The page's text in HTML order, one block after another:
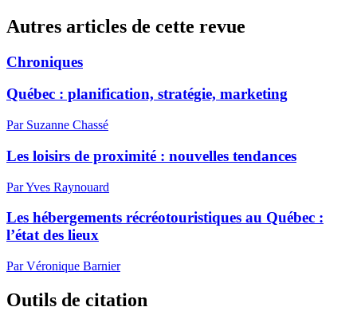
Autres articles de cette revue
Chroniques
Québec : planification, stratégie, marketing
Par Suzanne Chassé
Les loisirs de proximité : nouvelles tendances
Par Yves Raynouard
Les hébergements récréotouristiques au Québec :
l’état des lieux
Par Véronique Barnier
Outils de citation